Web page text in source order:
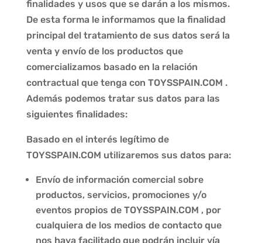
finalidades y usos que se darán a los mismos.
De esta forma le informamos que la finalidad
principal del tratamiento de sus datos será la
venta y envío de los productos que
comercializamos basado en la relación
contractual que tenga con TOYSSPAIN.COM .
Además podemos tratar sus datos para las
siguientes finalidades:
Basado en el interés legítimo de
TOYSSPAIN.COM utilizaremos sus datos para:
Envío de información comercial sobre
productos, servicios, promociones y/o
eventos propios de TOYSSPAIN.COM , por
cualquiera de los medios de contacto que
nos haya facilitado que podrán incluir vía